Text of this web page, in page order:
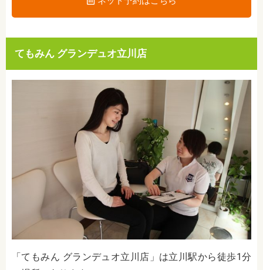
てもみん グランデュオ立川店
「てもみん グランデュオ立川店」は立川駅から徒歩1分